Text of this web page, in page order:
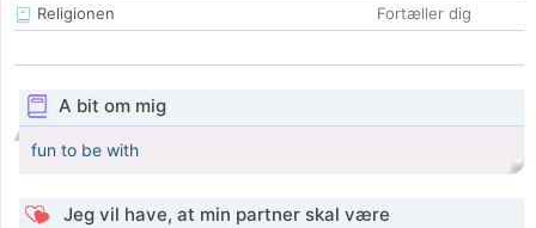
Religionen
Fortæller dig
A bit om mig
fun to be with
Jeg vil have, at min partner skal være